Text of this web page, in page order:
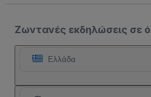
Ζωντανές εκδηλώσεις σε
Ελλάδα